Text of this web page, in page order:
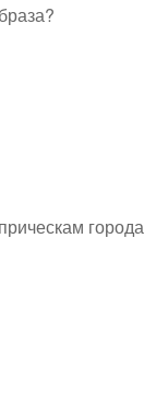
города